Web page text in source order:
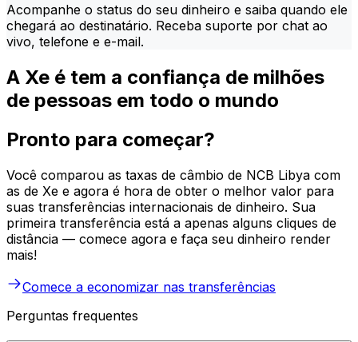
Acompanhe o status do seu dinheiro e saiba quando ele
chegará ao destinatário. Receba suporte por chat ao
vivo, telefone e e-mail.
A Xe é tem a confiança de milhões
de pessoas em todo o mundo
Pronto para começar?
Você comparou as taxas de câmbio de NCB Libya com
as de Xe e agora é hora de obter o melhor valor para
suas transferências internacionais de dinheiro. Sua
primeira transferência está a apenas alguns cliques de
distância — comece agora e faça seu dinheiro render
mais!
Comece a economizar nas transferências
Perguntas frequentes